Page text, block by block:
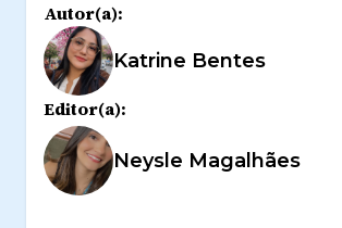
Autor(a):
Katrine Bentes
Editor(a):
Neysle Magalhães